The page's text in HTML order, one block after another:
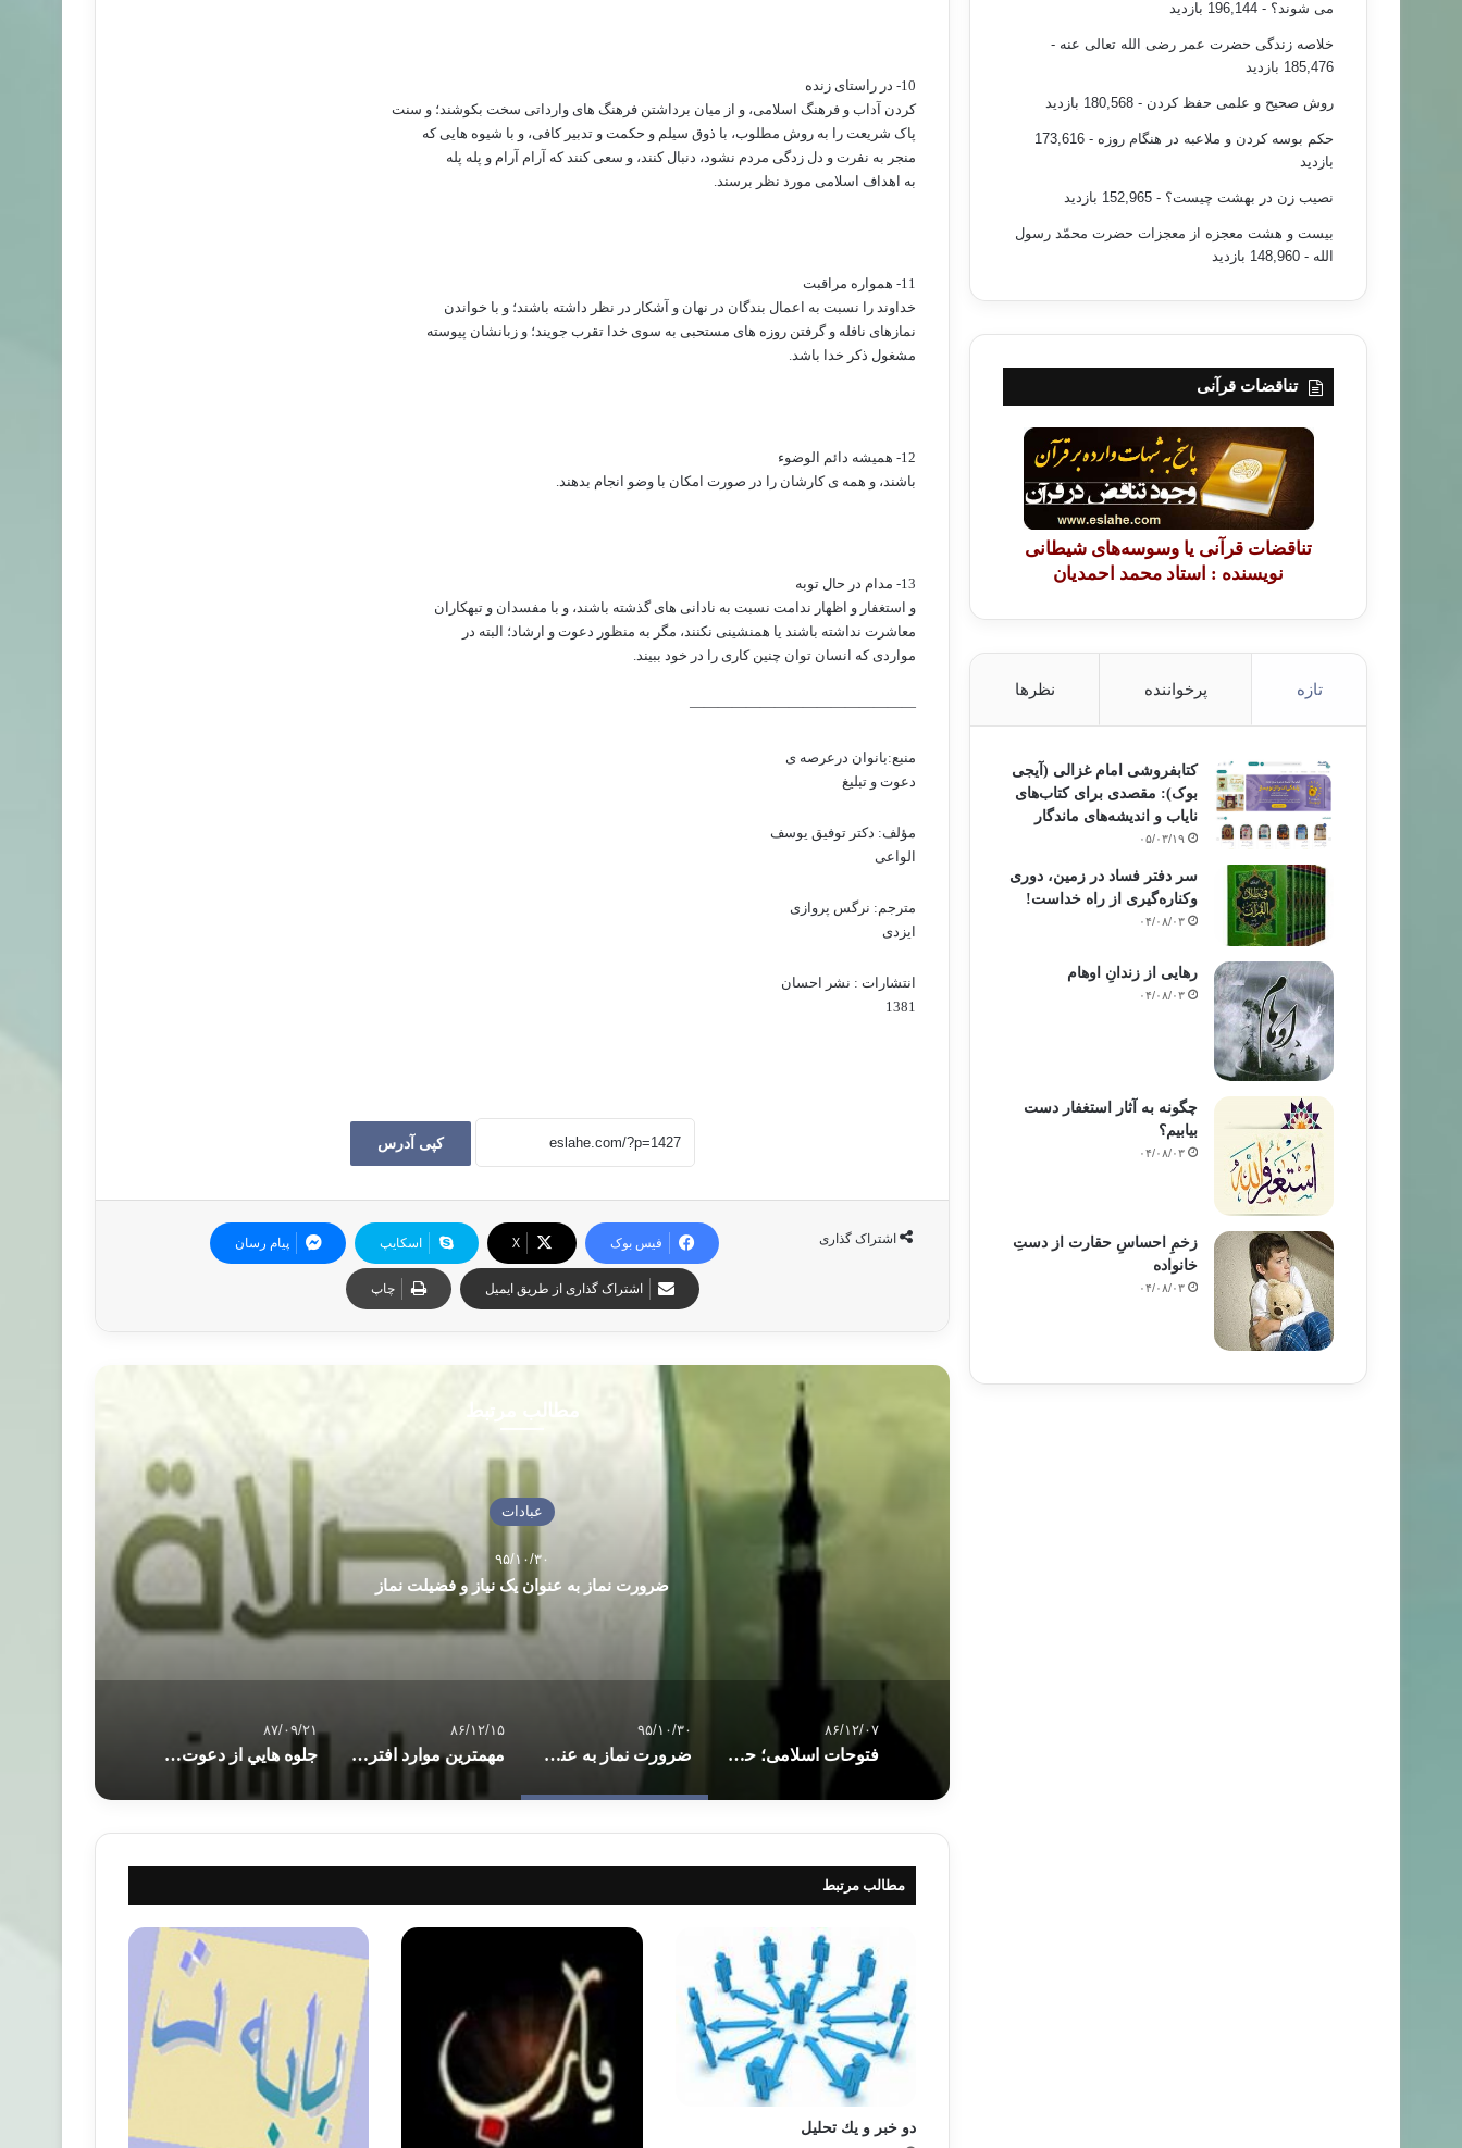
10- در راستای زنده
کردن آداب و فرهنگ اسلامی، و از میان برداشتن فرهنگ های وارداتی سخت بکوشند؛ و سنت
پاک شریعت را به روش مطلوب، با ذوق سیلم و حکمت و تدبیر کافی، و با شیوه هایی که
منجر به نفرت و دل زدگی مردم نشود، دنبال کنند، و سعی کنند که آرام آرام و پله پله
به اهداف اسلامی مورد نظر برسند.
11- همواره مراقبت
خداوند را نسبت به اعمال بندگان در نهان و آشکار در نظر داشته باشند؛ و با خواندن
نمازهای نافله و گرفتن روزه های مستحبی به سوی خدا تقرب جویند؛ و زبانشان پیوسته
مشغول ذکر خدا باشد.
12- همیشه دائم الوضوء
باشند، و همه ی کارشان را در صورت امکان با وضو انجام بدهند.
13- مدام در حال توبه
و استغفار و اظهار ندامت نسبت به نادانی های گذشته باشند، و با مفسدان و تبهکاران
معاشرت نداشته باشند یا همنشینی نکنند، مگر به منظور دعوت و ارشاد؛ البته در
مواردی که انسان توان چنین کاری را در خود ببیند.
————————————————
منبع:بانوان درعرصه ی
دعوت و تبلیغ
مؤلف: دکتر توفیق یوسف
الواعی
مترجم: نرگس پروازی
ایزدی
انتشارات : نشر احسان
1381
کپی آدرس
اشتراک گذاری فیس بوک X اسکایپ پیام رسان
اشتراک گذاری از طریق ایمیل چاپ
مطالب مرتبط
عبادات
۹۵/۱۰/۳۰
ضرورت نماز به عنوان یک نیاز و فضیلت نماز
۸۶/۱۲/۰۷
فتوحات اسلامی؛ حقائق و شبهات
۹۵/۱۰/۳۰
ضرورت نماز به عنوان یک نیاز و فضیلت نماز
۸۶/۱۲/۱۵
مهم­ترین موارد افتراقِ حرکت­های اسلامی
۸۷/۰۹/۲۱
جلوه هايي از دعوت اسلامي امام مودودی
مطالب مرتبط
دو خبر و يك تحليل
می شوند؟ - 196,144 بازدید
خلاصه زندگی حضرت عمر رضی الله تعالی عنه -
185,476 بازدید
روش صحیح و علمی حفظ کردن - 180,568 بازدید
حکم بوسه کردن و ملاعبه در هنگام روزه
- 173,616
بازدید
نصیب زن در بهشت چیست؟ - 152,965 بازدید
بیست و هشت معجزه از معجزات حضرت محمّد رسول
الله - 148,960 بازدید
تناقضات قرآنی
تناقضات قرآنی یا وسوسه‌های شیطانی
نویسنده : استاد محمد احمدیان
تازه پرخواننده نظرها
کتابفروشی امام غزالی (آیجی
بوک): مقصدی برای کتاب‌های
نایاب و اندیشه‌های ماندگار
۰۵/۰۳/۱۹
سر دفتر فساد در زمین‌، دوری
وکناره‌گیری از راه خداست‌!
۰۴/۰۸/۰۳
رهایی از زندانِ اوهام
۰۴/۰۸/۰۳
چگونه به آثار استغفار دست
بیابیم؟
۰۴/۰۸/۰۳
زخمِ احساسِ حقارت از دستِ
خانواده
۰۴/۰۸/۰۳